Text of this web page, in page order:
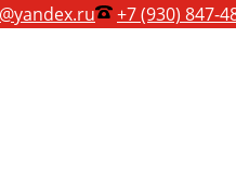
+7 (930) 847-